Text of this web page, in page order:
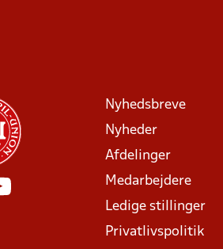
Nyhedsbreve
Nyheder
Afdelinger
Medarbejdere
Ledige stillinger
Privatlivspolitik